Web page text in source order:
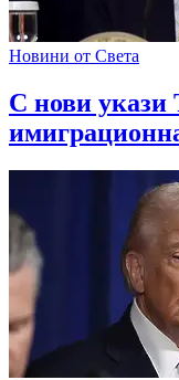
Новини от Света
С нови укази